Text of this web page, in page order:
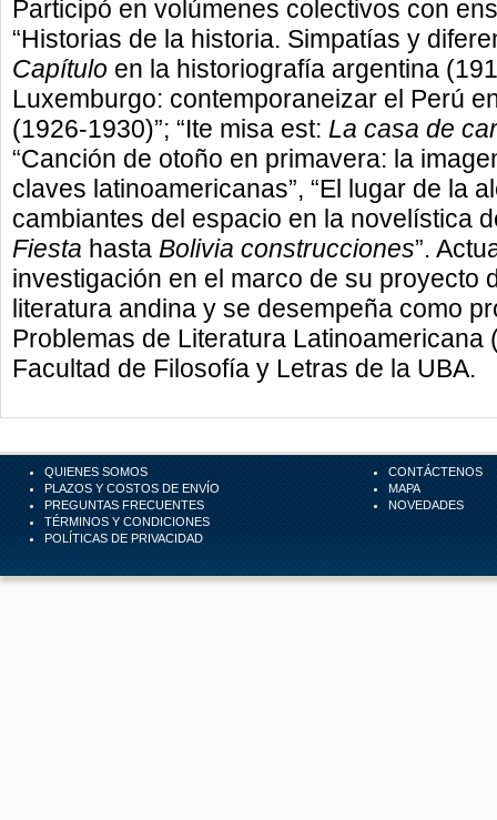
Participó en volúmenes colectivos con
“Historias de la historia. Simpatías y
Capítulo en la historiografía argentina
Luxemburgo: contemporaneizar el Perú
(1926-1930)”; “Ite misa est: La casa de
“Canción de otoño en primavera: la
claves latinoamericanas”, “El lugar de la
cambiantes del espacio en la novelística
Fiesta hasta Bolivia construcciones”.
investigación en el marco de su proyecto
literatura andina y se desempeña como
Problemas de Literatura Latinoamericana
Facultad de Filosofía y Letras de la UBA.
QUIENES SOMOS
PLAZOS Y COSTOS DE ENVÍO
PREGUNTAS FRECUENTES
TÉRMINOS Y CONDICIONES
POLÍTICAS DE PRIVACIDAD
CONTÁCTENOS
MAPA
NOVEDADES